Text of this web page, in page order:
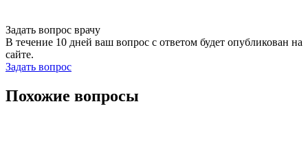
Задать вопрос врачу
В течение 10 дней ваш вопрос с ответом будет опубликован на
сайте.
Задать вопрос
Похожие вопросы